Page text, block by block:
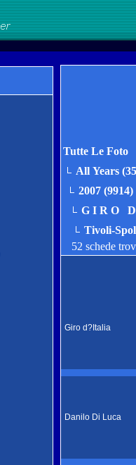
Tutte Le Foto
All Years
2007 (9914)
G I R O D
Tivoli-
52 schede
Giro d?Italia
Danilo Di Luca